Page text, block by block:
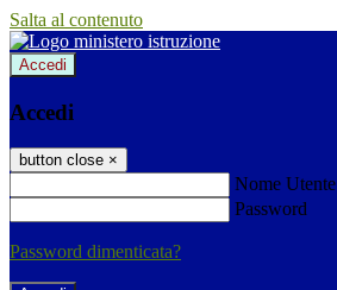
Salta al contenuto
Accedi
Accedi
button close ×
Nome Utente
Password
Password dimenticata?